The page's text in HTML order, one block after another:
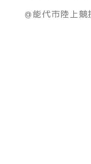
＠能代市陸上競